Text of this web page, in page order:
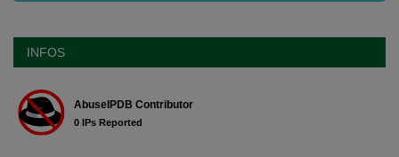
INFOS